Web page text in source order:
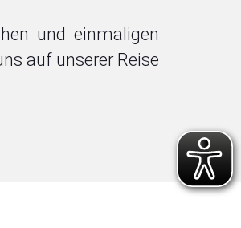
und einmaligen
auf unserer Reise